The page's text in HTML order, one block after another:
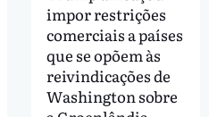
impor restrições
comerciais a países
que se opõem às
reivindicações de
Washington sobre